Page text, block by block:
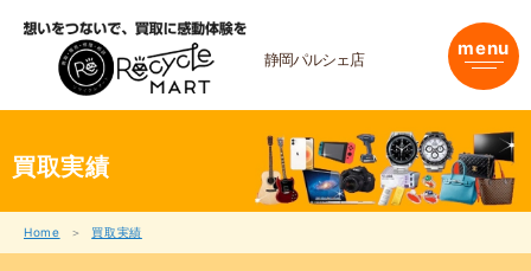
静岡パルシェ店 menu
買取実績
Home 買取実績